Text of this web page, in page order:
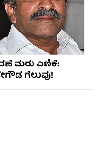
ಮರು ಎಣಿಕೆ:
ಗೆಲುವು!